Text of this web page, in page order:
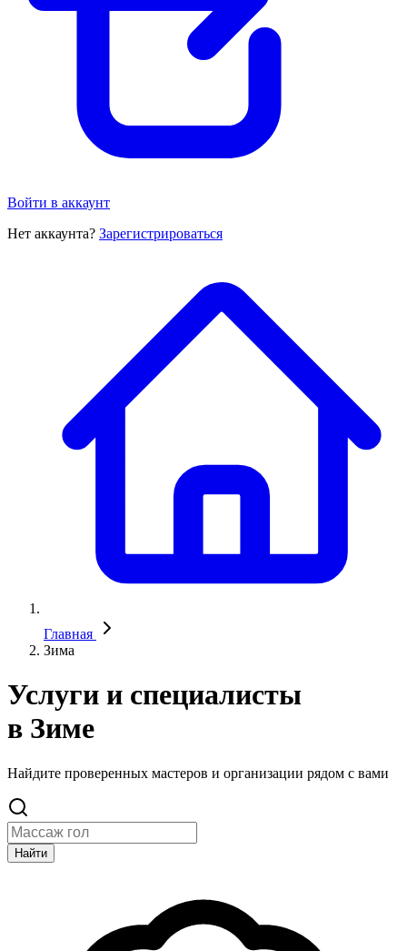
Войти в аккаунт
Нет аккаунта? Зарегистрироваться
Главная
Зима
Услуги и специалисты
в Зиме
Найдите проверенных мастеров и организации рядом с вами
Найти